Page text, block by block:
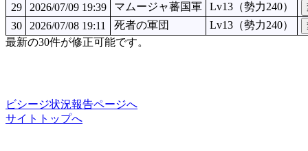
29
2026/07/09 19:39 マムージャ蕃国軍
Lv13（勢力240）
30
2026/07/08 19:11 死者の軍団
Lv13（勢力240）
最新の30件が修正可能です。
ビシージ状況報告ページへ
サイトトップへ